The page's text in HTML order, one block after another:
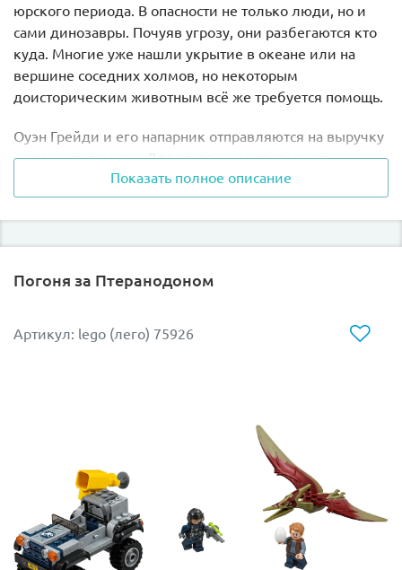
юрского периода. В опасности не только люди, но и
сами динозавры. Почуяв угрозу, они разбегаются кто
куда. Многие уже нашли укрытие в океане или на
вершине соседних холмов, но некоторым
доисторическим животным всё же требуется помощь.
Оуэн Грейди и его напарник отправляются на выручку
к своим питомцам. Для этого они используют
спасательный грузовик повышенной проходимости. В
его кузове предусмотрена специальная клетка,
предназначенная для перевозки Рапторов. Приманив
динозавра вкусной куриной косточкой, нужно
Только следует поторопиться, пока огненные потоки
прозрачным лобовым стеклом. Заглянув в неё, можно
рассмотреть водительское кресло и рулевое
управление. По бокам кабины видны эмблемы парка
динозавров, а рядом с ними – крепления для рации и
ружья со снотворным.
Перед кабиной располагается массивный капот. Он
Показать полное описание
Погоня за Птеранодоном
Артикул: lego (лего) 75926